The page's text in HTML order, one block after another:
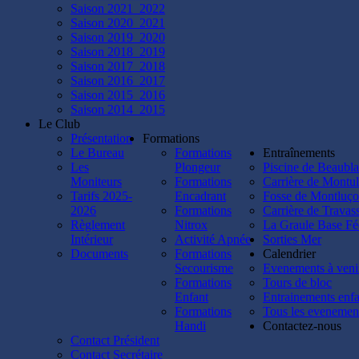
Saison 2021_2022
Saison 2020_2021
Saison 2019_2020
Saison 2018_2019
Saison 2017_2018
Saison 2016_2017
Saison 2015_2016
Saison 2014_2015
Le Club
Présentation
Le Bureau
Les
Moniteurs
Tarifs 2025-
2026
Règlement
Intérieur
Documents
Formations
Formations
Plongeur
Formations
Encadrant
Formations
Nitrox
Activité Apnée
Formations
Secourisme
Formations
Enfant
Formations
Handi
Entraînements
Piscine de
Carrière de
Fosse de
Carrière de
La Graule Base
Sorties Mer
Calendrier
Evenements à
Tours de bloc
Entrainements
Tous les
Contactez-nous
Contact Président
Contact Secrétaire
Christian,